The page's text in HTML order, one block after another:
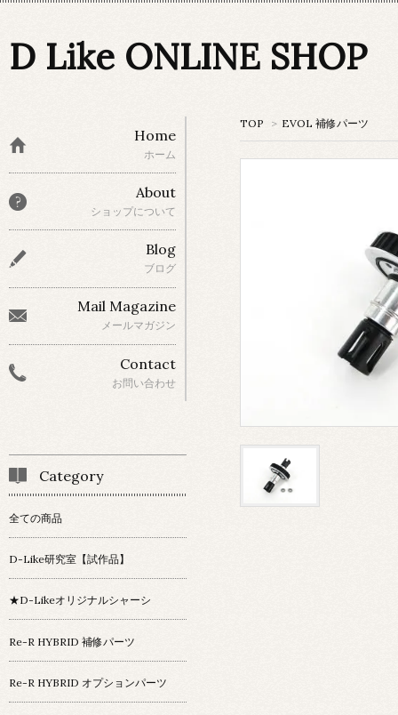
D Like ONLINE SHOP
TOP > EVOL 補修パーツ
Home
ホーム
About
ショップについて
Blog
ブログ
Mail Magazine
メールマガジン
Contact
お問い合わせ
Category
全ての商品
D-Like研究室【試作品】
★D-Likeオリジナルシャーシ
Re-R HYBRID 補修パーツ
Re-R HYBRID オプションパーツ